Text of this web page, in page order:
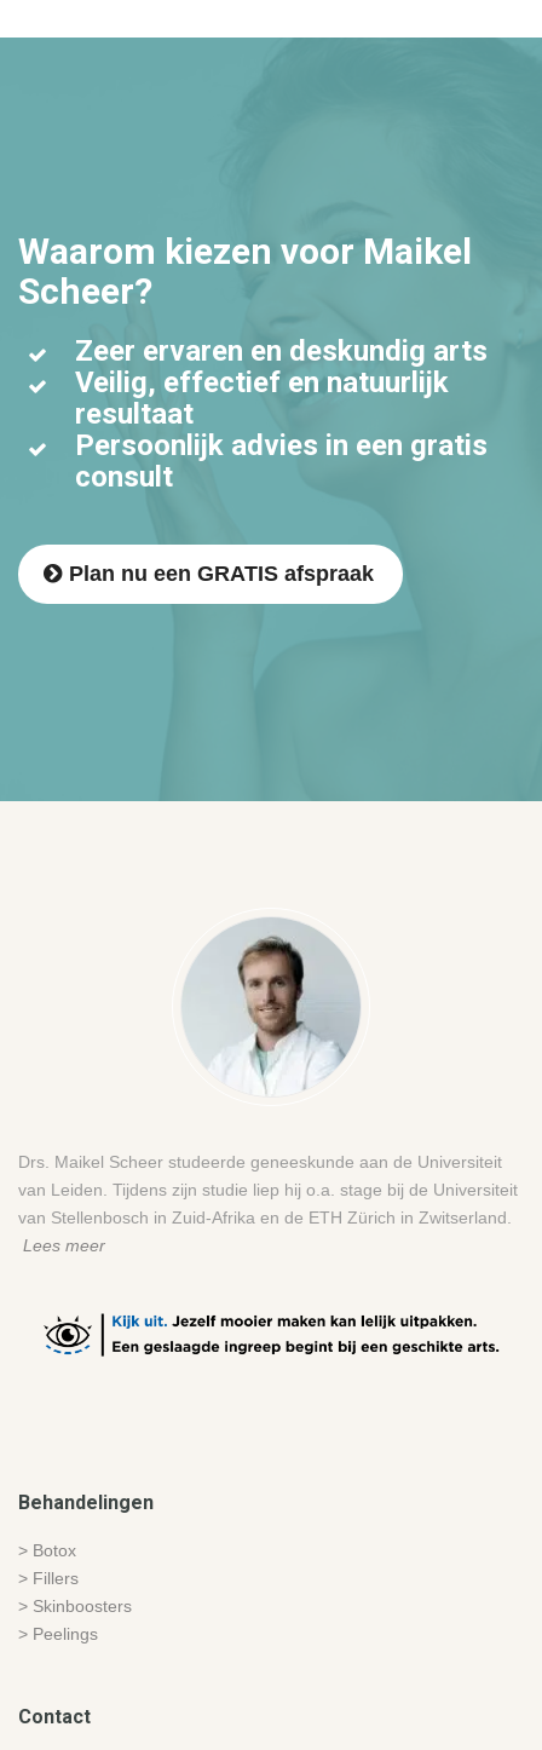
Waarom kiezen voor Maikel
Scheer?
Zeer ervaren en deskundig arts
Veilig, effectief en natuurlijk
resultaat
Persoonlijk advies in een gratis
consult
Plan nu een GRATIS afspraak
Drs. Maikel Scheer studeerde geneeskunde aan de Universiteit
van Leiden. Tijdens zijn studie liep hij o.a. stage bij de Universiteit
van Stellenbosch in Zuid-Afrika en de ETH Zürich in Zwitserland.
Lees meer
Behandelingen
> Botox
> Fillers
> Skinboosters
> Peelings
Contact